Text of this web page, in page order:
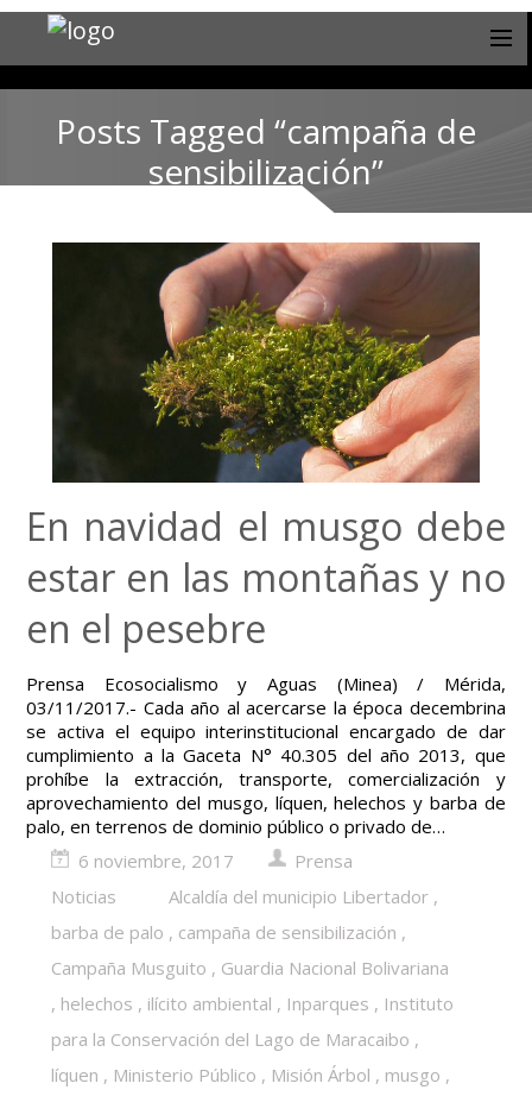
Posts Tagged “campaña de
sensibilización”
En navidad el musgo debe
estar en las montañas y no
en el pesebre
Prensa Ecosocialismo y Aguas (Minea) / Mérida,
03/11/2017.- Cada año al acercarse la época decembrina
se activa el equipo interinstitucional encargado de dar
cumplimiento a la Gaceta N° 40.305 del año 2013, que
prohíbe la extracción, transporte, comercialización y
aprovechamiento del musgo, líquen, helechos y barba de
palo, en terrenos de dominio público o privado de…
6 noviembre, 2017
Prensa
Noticias
Alcaldía del municipio Libertador,
barba de palo , campaña de sensibilización ,
Campaña Musguito , Guardia Nacional Bolivariana
, helechos , ilícito ambiental , Inparques , Instituto
para la Conservación del Lago de Maracaibo ,
líquen , Ministerio Público , Misión Árbol , musgo ,